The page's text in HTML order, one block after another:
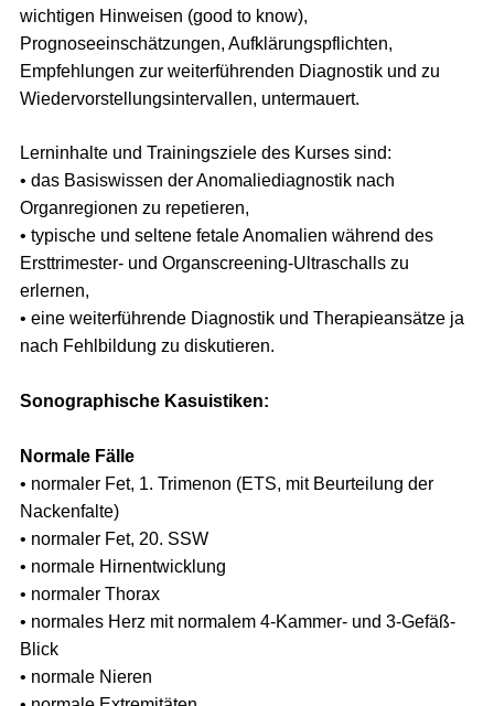
wichtigen Hinweisen (good to know),
Prognoseeinschätzungen, Aufklärungspflichten,
Empfehlungen zur weiterführenden Diagnostik und zu
Wiedervorstellungsintervallen, untermauert.
Lerninhalte und Trainingsziele des Kurses sind:
• das Basiswissen der Anomaliediagnostik nach
Organregionen zu repetieren,
• typische und seltene fetale Anomalien während des
Ersttrimester- und Organscreening-Ultraschalls zu
erlernen,
• eine weiterführende Diagnostik und Therapieansätze ja
nach Fehlbildung zu diskutieren.
Sonographische Kasuistiken:
Normale Fälle
• normaler Fet, 1. Trimenon (ETS, mit Beurteilung der
Nackenfalte)
• normaler Fet, 20. SSW
• normale Hirnentwicklung
• normaler Thorax
• normales Herz mit normalem 4-Kammer- und 3-Gefäß-
Blick
• normale Nieren